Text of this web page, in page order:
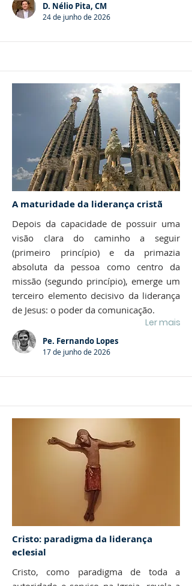
D. Nélio Pita, CM
24 de junho de 2026
A maturidade da liderança cristã
Depois da capacidade de possuir uma
visão clara do caminho a seguir
(primeiro princípio) e da primazia
absoluta da pessoa como centro da
missão (segundo princípio), emerge um
terceiro elemento decisivo da liderança
de Jesus: o poder da comunicação.
Ler mais
Pe. Fernando Lopes
17 de junho de 2026
Cristo: paradigma da liderança
eclesial
Cristo, como paradigma de toda a